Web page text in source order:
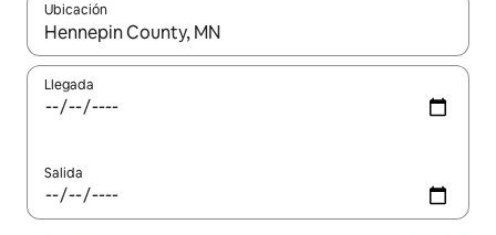
Ubicación
Cuando los resultados estén disponibles, podrás navegar
Llegada
Salida